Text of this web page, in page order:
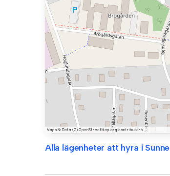
Alla lägenheter att hyra i Sunne